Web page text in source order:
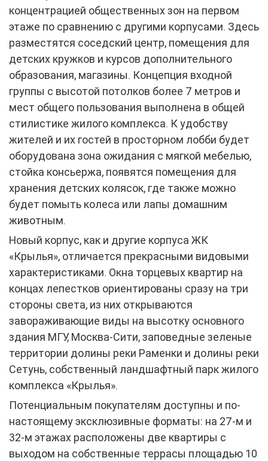
концентрацией общественных зон на первом
этаже по сравнению с другими корпусами. Здесь
разместятся соседский центр, помещения для
детских кружков и курсов дополнительного
образования, магазины. Концепция входной
группы с высотой потолков более 7 метров и
мест общего пользования выполнена в общей
стилистике жилого комплекса. К удобству
жителей и их гостей в просторном лобби будет
оборудована зона ожидания с мягкой мебелью,
стойка консьержа, появятся помещения для
хранения детских колясок, где также можно
будет помыть колеса или лапы домашним
животным.
Новый корпус, как и другие корпуса ЖК
«Крылья», отличается прекрасными видовыми
характеристиками. Окна торцевых квартир на
концах лепестков ориентированы сразу на три
стороны света, из них открываются
завораживающие виды на высотку основного
здания МГУ, Москва-Сити, заповедные зеленые
территории долины реки Раменки и долины реки
Сетунь, собственный ландшафтный парк жилого
комплекса «Крылья».
Потенциальным покупателям доступны и по-
настоящему эксклюзивные форматы: на 27-м и
32-м этажах расположены две квартиры с
выходом на собственные террасы площадью 10